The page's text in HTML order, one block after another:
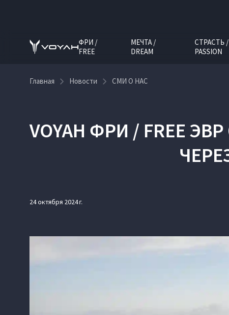
ФРИ /
FREE
МЕЧТА /
DREAM
СТРАСТЬ /
PASSION
Главная Новости СМИ О НАС
VOYAH ФРИ / FREE
24 октября 2024 г.